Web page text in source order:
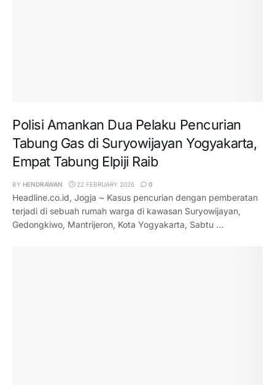
Polisi Amankan Dua Pelaku Pencurian
Tabung Gas di Suryowijayan Yogyakarta,
Empat Tabung Elpiji Raib
BY HENDRAWAN 22 FEBRUARY 2026 0
Headline.co.id, Jogja ~ Kasus pencurian dengan pemberatan
terjadi di sebuah rumah warga di kawasan Suryowijayan,
Gedongkiwo, Mantrijeron, Kota Yogyakarta, Sabtu ...